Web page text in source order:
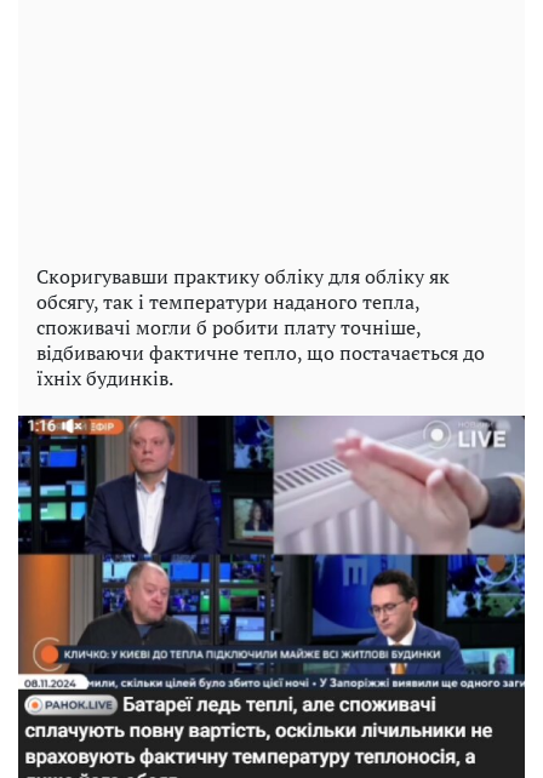
Скоригувавши практику обліку для обліку як
обсягу, так і температури наданого тепла,
споживачі могли б робити плату точніше,
відбиваючи фактичне тепло, що постачається до
їхніх будинків.